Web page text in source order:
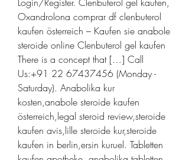
Oxandrolona comprar df clenbuterol
kaufen österreich – Kaufen sie anabole
steroide online Clenbuterol gel kaufen
There is a concept that […] Call
Us:+91 22 67437456 (Monday -
Saturday). Anabolika kur
kosten,anabole steroide kaufen
österreich,legal steroid review,steroide
kaufen avis,lille steroide kur,steroide
kaufen in berlin,ersin kuruel. Tabletten